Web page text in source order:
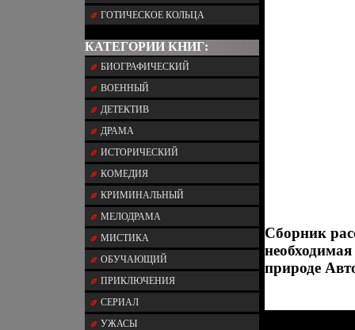
ГОТИЧЕСКОЕ КОЛЬЦА
КАТЕГОРИИ КНИГ:
БИОГРАФИЧЕСКИЙ
ВОЕННЫЙ
ДЕТЕКТИВ
ДРАМА
ИСТОРИЧЕСКИЙ
КОМЕДИЯ
КРИМИНАЛЬНЫЙ
МЕЛОДРАМА
МИСТИКА
ОБУЧАЮЩИЙ
ПРИКЛЮЧЕНИЯ
СЕРИАЛ
УЖАСЫ
Сборник
природе